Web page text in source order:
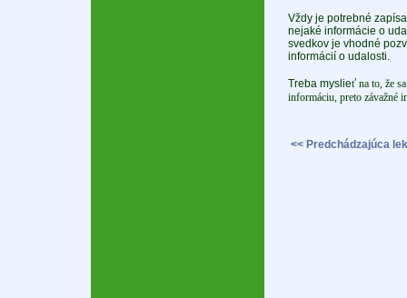
Vždy je potrebné
nejaké informácie o
svedkov je vhodné
informácií o udalosti.
Treba myslieť na to, že
informáciu, preto závažné
<< Predchádzajúca